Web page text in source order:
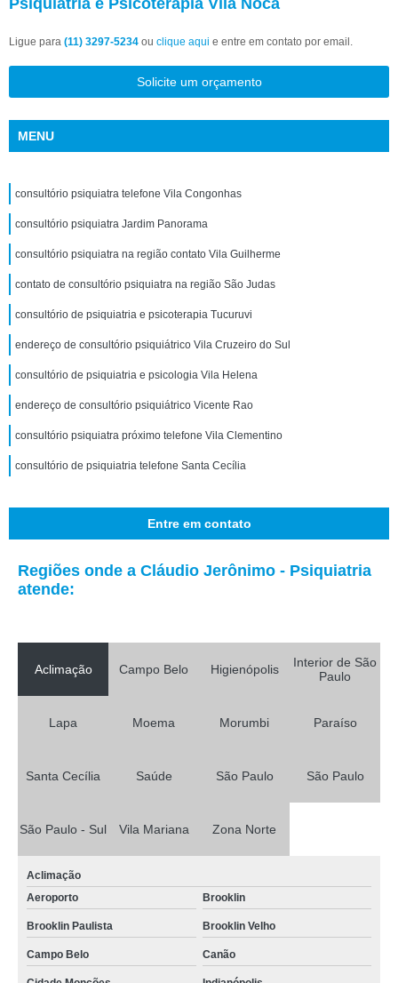
Psiquiatria e Psicoterapia Vila Noca
Ligue para (11) 3297-5234 ou clique aqui e entre em contato por email.
Solicite um orçamento
MENU
consultório psiquiatra telefone Vila Congonhas
consultório psiquiatra Jardim Panorama
consultório psiquiatra na região contato Vila Guilherme
contato de consultório psiquiatra na região São Judas
consultório de psiquiatria e psicoterapia Tucuruvi
endereço de consultório psiquiátrico Vila Cruzeiro do Sul
consultório de psiquiatria e psicologia Vila Helena
endereço de consultório psiquiátrico Vicente Rao
consultório psiquiatra próximo telefone Vila Clementino
consultório de psiquiatria telefone Santa Cecília
Entre em contato
Regiões onde a Cláudio Jerônimo - Psiquiatria
atende:
Aclimação Campo Belo Higienópolis
Interior de São
Paulo
Lapa Moema Morumbi Paraíso
Santa Cecília Saúde São Paulo São Paulo
São Paulo - Sul Vila Mariana Zona Norte
Aclimação
Aeroporto
Brooklin
Brooklin Paulista Brooklin Velho
Campo Belo Canão